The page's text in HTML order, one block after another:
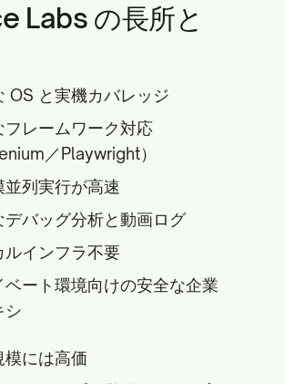
Labs の長所と
OS と実機カバレッジ
フレームワーク対応
／Playwright）
並列実行が高速
デバッグ分析と動画ログ
ルインフラ不要
ベート環境向けの安全な企業
シ
模には高価